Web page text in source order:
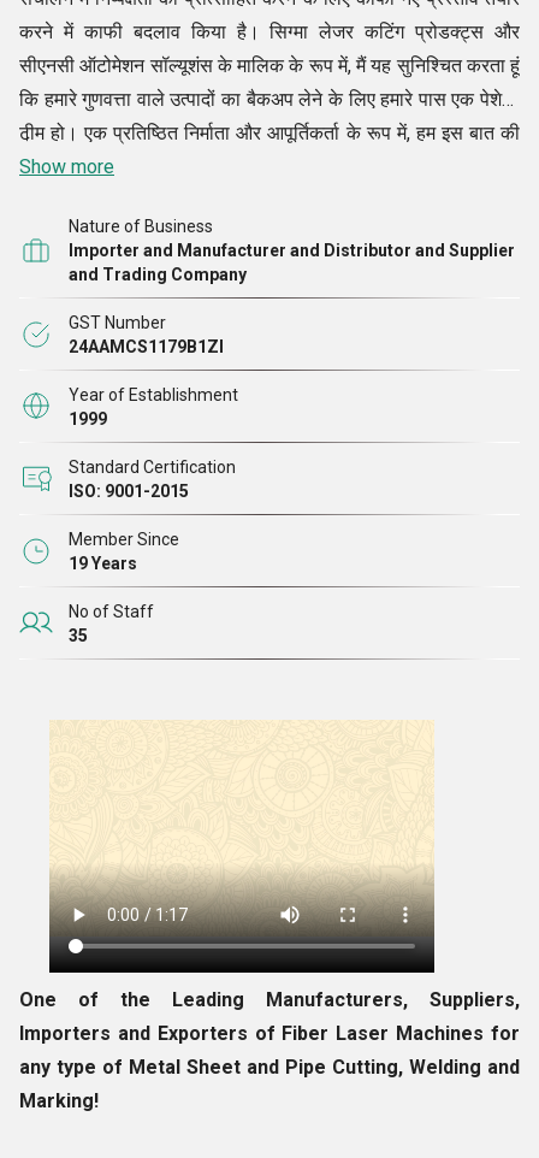
करने में काफी बदलाव किया है। सिग्मा लेजर कटिंग प्रोडक्ट्स और
सीएनसी ऑटोमेशन सॉल्यूशंस के मालिक के रूप में, मैं यह सुनिश्चित करता हूं
कि हमारे गुणवत्ता वाले उत्पादों का बैकअप लेने के लिए हमारे पास एक पेशेवर
टीम हो। एक प्रतिष्ठित निर्माता और आपूर्तिकर्ता के रूप में, हम इस बात की
पुष्टि करते हैं कि खरीदारों की विशिष्ट आवश्यकताओं को ध्यान में रखते हुए
।
Show more
Nature of Business
Importer and Manufacturer and Distributor and Supplier
and Trading Company
GST Number
24AAMCS1179B1ZI
Year of Establishment
1999
Standard Certification
ISO: 9001-2015
Member Since
19 Years
No of Staff
35
One of the Leading Manufacturers, Suppliers,
Importers and Exporters of Fiber Laser Machines for
any type of Metal Sheet and Pipe Cutting, Welding and
Marking!